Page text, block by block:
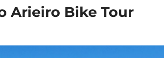
Arieiro Bike Tour